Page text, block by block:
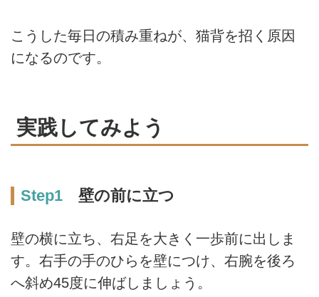
こうした毎日の積み重ねが、猫背を招く原因
になるのです。
実践してみよう
Step1壁の前に立つ
壁の横に立ち、右足を大きく一歩前に出しま
す。右手の手のひらを壁につけ、右腕を後ろ
へ斜め45度に伸ばしましょう。